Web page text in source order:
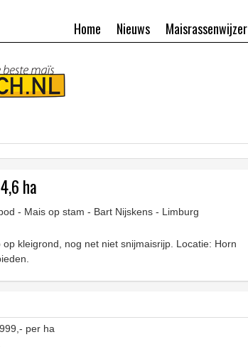
Maisrassenwijzer
Nieuws
Home
ha
- Mais op stam - Bart Nijskens - Limburg
kleigrond, nog net niet snijmaisrijp. Locatie: Horn
per ha